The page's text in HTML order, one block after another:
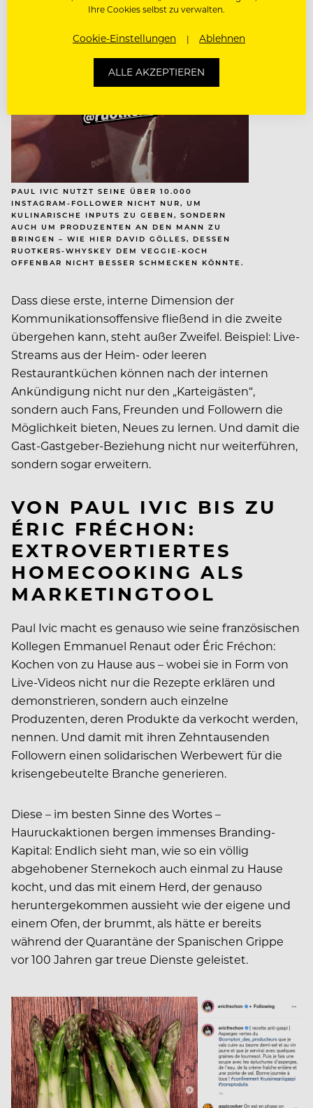
PAUL IVIC NUTZT SEINE ÜBER 10.000
INSTAGRAM-FOLLOWER NICHT NUR, UM
KULINARISCHE INPUTS ZU GEBEN, SONDERN
AUCH UM PRODUZENTEN AN DEN MANN ZU
BRINGEN – WIE HIER DAVID GÖLLES, DESSEN
RUOTKERS-WHYSKEY DEM VEGGIE-KOCH
OFFENBAR NICHT BESSER SCHMECKEN KÖNNTE.
Dass diese erste, interne Dimension der
Kommunikationsoffensive fließend in die zweite
übergehen kann, steht außer Zweifel. Beispiel: Live-
Streams aus der Heim- oder leeren
Restaurantküchen können nach der internen
Ankündigung nicht nur den „Karteigästen“,
sondern auch Fans, Freunden und Followern die
Möglichkeit bieten, Neues zu lernen. Und damit die
Gast-Gastgeber-Beziehung nicht nur weiterführen,
sondern sogar erweitern.
VON PAUL IVIC BIS ZU
ÉRIC FRÉCHON:
EXTROVERTIERTES
HOMECOOKING ALS
MARKETINGTOOL
Paul Ivic macht es genauso wie seine französischen
Kollegen Emmanuel Renaut oder Éric Fréchon:
Kochen von zu Hause aus – wobei sie in Form von
Live-Videos nicht nur die Rezepte erklären und
demonstrieren, sondern auch einzelne
Produzenten, deren Produkte da verkocht werden,
nennen. Und damit mit ihren Zehntausenden
Followern einen solidarischen Werbewert für die
krisengebeutelte Branche generieren.
Diese – im besten Sinne des Wortes –
Hauruckaktionen bergen immenses Branding-
Kapital: Endlich sieht man, wie so ein völlig
abgehobener Sternekoch auch einmal zu Hause
kocht, und das mit einem Herd, der genauso
heruntergekommen aussieht wie der eigene und
einem Ofen, der brummt, als hätte er bereits
während der Quarantäne der Spanischen Grippe
vor 100 Jahren gar treue Dienste geleistet.
Ihre Cookies selbst zu verwalten.
Cookie-Einstellungen Ablehnen
ALLE AKZEPTIEREN